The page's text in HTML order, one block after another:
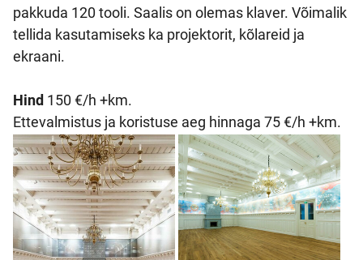
pakkuda 120 tooli. Saalis on olemas klaver. Võimalik
tellida kasutamiseks ka projektorit, kõlareid ja
ekraani.
Hind 150 €/h +km.
Ettevalmistus ja koristuse aeg hinnaga 75 €/h +km.